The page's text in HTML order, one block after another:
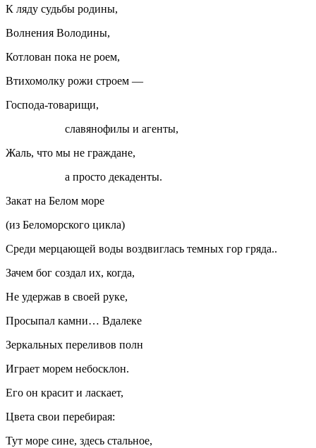
К ляду судьбы родины,
Волнения Володины,
Котлован пока не роем,
Втихомолку рожи строем —
Господа-товарищи,
славянофилы и агенты,
Жаль, что мы не граждане,
а просто декаденты.
Закат на Белом море
(из Беломорского цикла)
Среди мерцающей воды воздвиглась темных гор гряда..
Зачем бог создал их, когда,
Не удержав в своей руке,
Просыпал камни… Вдалеке
Зеркальных переливов полн
Играет морем небосклон.
Его он красит и ласкает,
Цвета свои перебирая:
Тут море сине, здесь стальное,